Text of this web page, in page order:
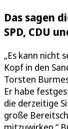
Das sagen
SPD, CDU
„Es kann nicht
Kopf in den
Torsten
Er habe
die derzeitige
große